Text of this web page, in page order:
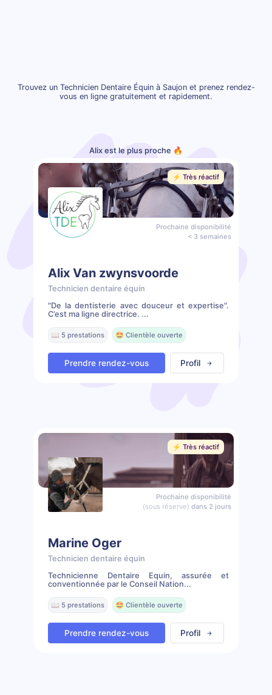
Trouvez un Technicien Dentaire Équin à Saujon et prenez rendez-
vous en ligne gratuitement et rapidement.
Alix est le plus proche 🔥
⚡️ Très réactif
Prochaine disponibilité
< 3 semaines
Alix Van zwynsvoorde
Technicien dentaire équin
"De la dentisterie avec douceur et expertise".
C’est ma ligne directrice. ...
📖 5 prestations 🤩 Clientèle ouverte
Prendre rendez-vous Profil
⚡️ Très réactif
Prochaine disponibilité
(sous réserve) dans 2 jours
Marine Oger
Technicien dentaire équin
Technicienne Dentaire Equin, assurée et
conventionnée par le Conseil Nation...
📖 5 prestations 🤩 Clientèle ouverte
Prendre rendez-vous Profil